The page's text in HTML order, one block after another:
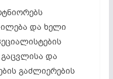
და ხელი
და
გაძლიერების